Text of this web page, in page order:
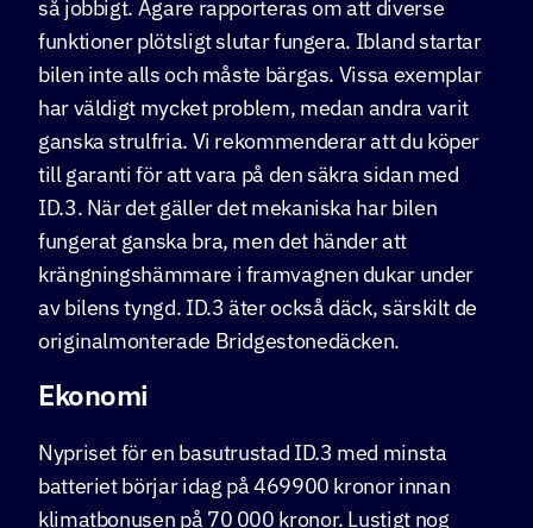
så jobbigt. Ägare rapporteras om att diverse
funktioner plötsligt slutar fungera. Ibland startar
bilen inte alls och måste bärgas. Vissa exemplar
har väldigt mycket problem, medan andra varit
ganska strulfria. Vi rekommenderar att du köper
till garanti för att vara på den säkra sidan med
ID.3. När det gäller det mekaniska har bilen
fungerat ganska bra, men det händer att
krängningshämmare i framvagnen dukar under
av bilens tyngd. ID.3 äter också däck, särskilt de
originalmonterade Bridgestonedäcken.
Ekonomi
Nypriset för en basutrustad ID.3 med minsta
batteriet börjar idag på 469900 kronor innan
klimatbonusen på 70 000 kronor. Lustigt nog